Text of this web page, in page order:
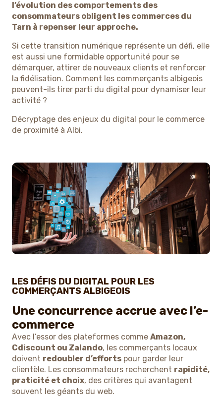
l’évolution des comportements des
consommateurs obligent les commerces du
Tarn à repenser leur approche.
Si cette transition numérique représente un défi, elle
est aussi une formidable opportunité pour se
démarquer, attirer de nouveaux clients et renforcer
la fidélisation. Comment les commerçants albigeois
peuvent-ils tirer parti du digital pour dynamiser leur
activité ?
Décryptage des enjeux du digital pour le commerce
de proximité à Albi.
LES DÉFIS DU DIGITAL POUR LES
COMMERÇANTS ALBIGEOIS
Une concurrence accrue avec l’e-
commerce
Avec l’essor des plateformes comme Amazon,
Cdiscount ou Zalando, les commerçants locaux
doivent redoubler d’efforts pour garder leur
clientèle. Les consommateurs recherchent rapidité,
praticité et choix, des critères qui avantagent
souvent les géants du web.